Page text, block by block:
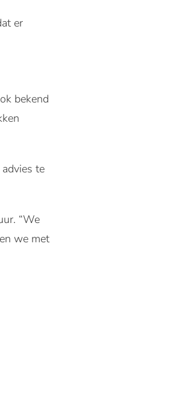
er
bekend
te
“We
we met